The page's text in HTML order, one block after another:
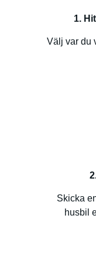
1.
Välj var du
Skicka
husbil